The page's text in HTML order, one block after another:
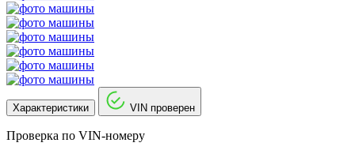
Характеристики VIN проверен
Проверка по VIN-номеру